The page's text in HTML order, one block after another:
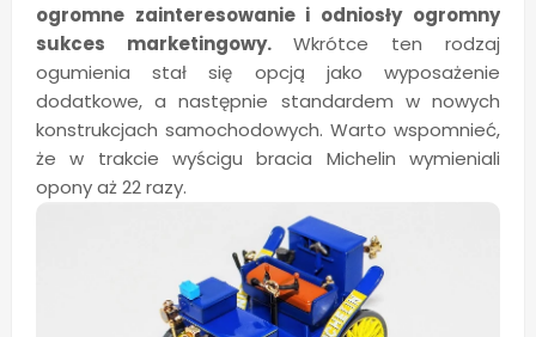
ogromne zainteresowanie i odniosły ogromny
sukces marketingowy. Wkrótce ten rodzaj
ogumienia stał się opcją jako wyposażenie
dodatkowe, a następnie standardem w nowych
konstrukcjach samochodowych. Warto wspomnieć,
że w trakcie wyścigu bracia Michelin wymieniali
opony aż 22 razy.